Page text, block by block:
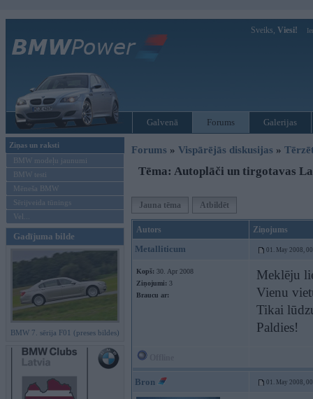
Sveiks, Viesi!
Galvenā Forums Galerijas
Ziņas un raksti
BMW modeļu jaunumi
BMW testi
Mēneša BMW
Sērijveida tūnings
Vel...
Gadījuma bilde
BMW 7. sērija F01 (preses bildes)
Forums » Vispārējās diskusijas »
Tēma: Autoplāči un tirgotavas
Jauna tēma Atbildēt
Autors Ziņojums
Metalliticum 01. May 2008,
Kopš: 30. Apr 2008
Ziņojumi: 3
Braucu ar:
Meklēju
Vienu
Tikai
Paldies!
Bron 01. May 2008,